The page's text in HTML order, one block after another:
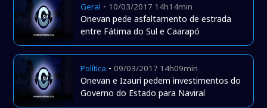
Geral - 10/03/2017 14h14min
Onevan pede asfaltamento de estrada
entre Fátima do Sul e Caarapó
Política -09/03/2017 14h09min
Onevan e Izauri pedem investimentos do
Governo do Estado para Naviraí